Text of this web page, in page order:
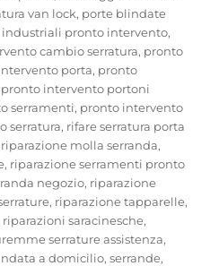
van lock, porte blindate
pronto intervento,
cambio serratura, pronto
porta, pronto
pronto intervento portoni
serramenti, pronto intervento
serratura, rifare serratura porta
riparazione molla serranda,
, riparazione serramenti pronto
negozio, riparazione
, riparazione tapparelle,
riparazioni saracinesche,
serrature assistenza,
a domicilio,serrande,